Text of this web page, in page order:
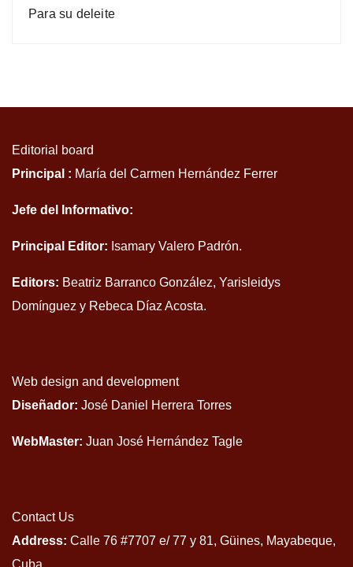
Para su deleite
Editorial board
Principal : María del Carmen Hernández Ferrer
Jefe del Informativo:
Principal Editor: Isamary Valero Padrón.
Editors: Beatriz Barranco González, Yarisleidys
Domínguez y Rebeca Díaz Acosta.
Web design and development
Diseñador: José Daniel Herrera Torres
WebMaster: Juan José Hernández Tagle
Contact Us
Address: Calle 76 #7707 e/ 77 y 81, Güines, Mayabeque,
Cuba